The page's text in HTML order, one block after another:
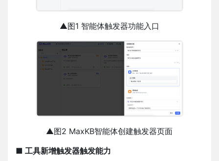
▲图1 智能体触发器功能入口
▲图2 MaxKB智能体创建触发器页面
■ 工具新增触发器触发能力